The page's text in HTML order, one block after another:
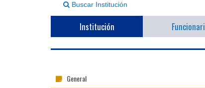
Buscar Institución
Institución
General